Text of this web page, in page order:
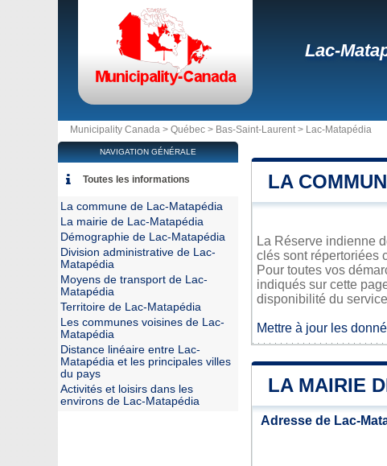
Lac-
Municipality Canada > Québec > Bas-Saint-Laurent> Lac-Matapédia
LA
La Réserve indienne
clés sont répertoriées
Pour toutes vos
indiqués sur cette
disponibilité du
Mettre à jour les
LA MAIRIE
Adresse de Lac-
NAVIGATION GÉNÉRALE
Toutes les informations
La commune de Lac-Matapédia
La mairie de Lac-Matapédia
Démographie de Lac-Matapédia
Division administrative de Lac-
Matapédia
Moyens de transport de Lac-
Matapédia
Territoire de Lac-Matapédia
Les communes voisines de Lac-
Matapédia
Distance linéaire entre Lac-
Matapédia et les principales villes
du pays
Activités et loisirs dans les
environs de Lac-Matapédia